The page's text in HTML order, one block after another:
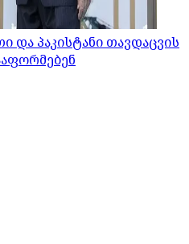
და პაკისტანი თავდაცვის